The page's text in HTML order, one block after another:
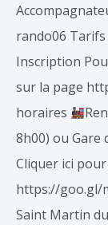
rando06 Tarifs
Inscription
sur la page
horaires
8h00) ou Gare
Cliquer ici
https://goo.gl/
Saint Martin